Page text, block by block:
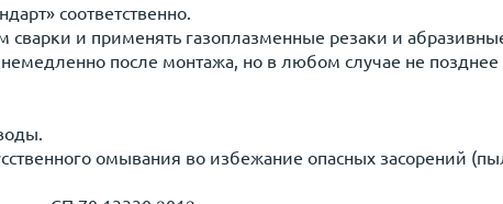
соответственно.
и применять газоплазменные резаки и
после монтажа, но в любом случае не
омывания во избежание опасных засорений